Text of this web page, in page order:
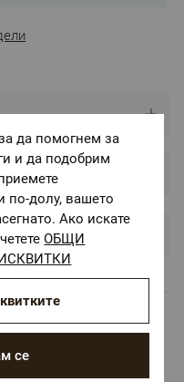
68 €
да помогнем за
и да подобрим
по-долу, вашето
Ако искате
ОБЩИ
се